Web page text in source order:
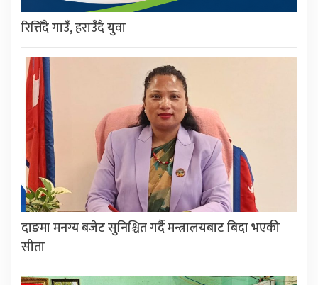
रित्तिँदै गाउँ, हराउँदै युवा
दाङमा मनग्य बजेट सुनिश्चित गर्दै मन्त्रालयबाट बिदा भएकी
सीता